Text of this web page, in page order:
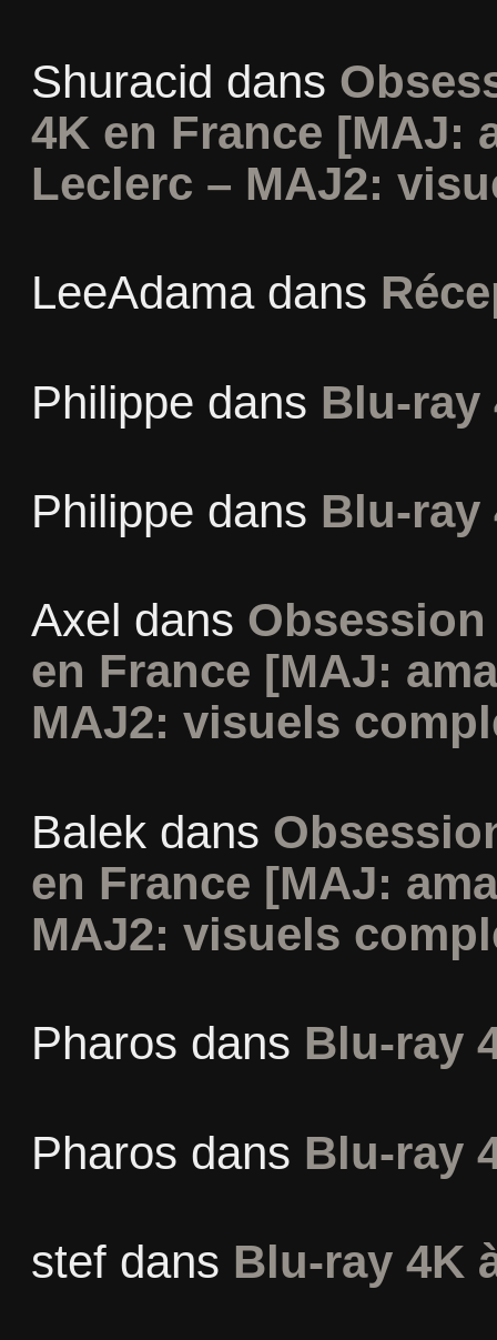
Shuracid dans
4K en France [MAJ:
Leclerc – MAJ2:
LeeAdamadans
Philippe dans Blu-ray
Philippe dans Blu-ray
Axel dans
en France [MAJ:
MAJ2: visuels
Balekdans
en France [MAJ:
MAJ2: visuels
Pharos dans Blu-ray
Pharos dans Blu-ray
stefdans Blu-ray 4K